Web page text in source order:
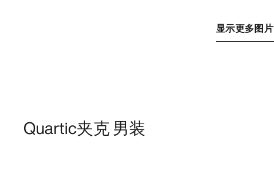
显示更多图片
Quartic夹克 男装